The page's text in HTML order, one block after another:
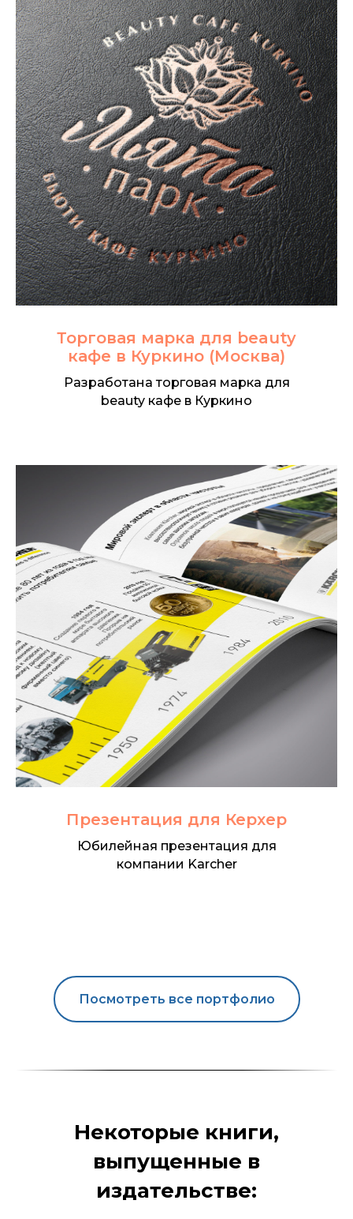
Торговая марка для beauty
кафе в Куркино (Москва)
Разработана торговая марка для
beauty кафе в Куркино
Презентация для Керхер
Юбилейная презентация для
компании Karcher
Посмотреть все портфолио
Некоторые книги,
выпущенные в
издательстве: